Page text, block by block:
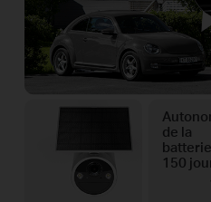
de la
150